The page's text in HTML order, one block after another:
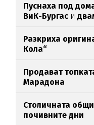
Пуснаха под
ВиК-Бургас и
Разкриха
Кола“
Продават
Марадона
Столичната
почивните дни